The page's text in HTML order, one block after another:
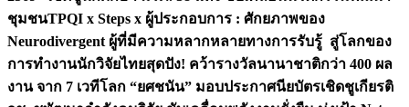
ชุมชนTPQI x Steps x ผู้ประกอบการ : ศักยภาพของ
Neurodivergent ผู้ที่มีความหลากหลายทางการรับรู้ สู่โลกของ
การทำงานนักวิจัยไทยสุดปัง! คว้ารางวัลนานาชาติกว่า 400 ผล
งาน จาก 7 เวทีโลก “ยศชนัน” มอบประกาศนียบัตรเชิดชูเกียรติ